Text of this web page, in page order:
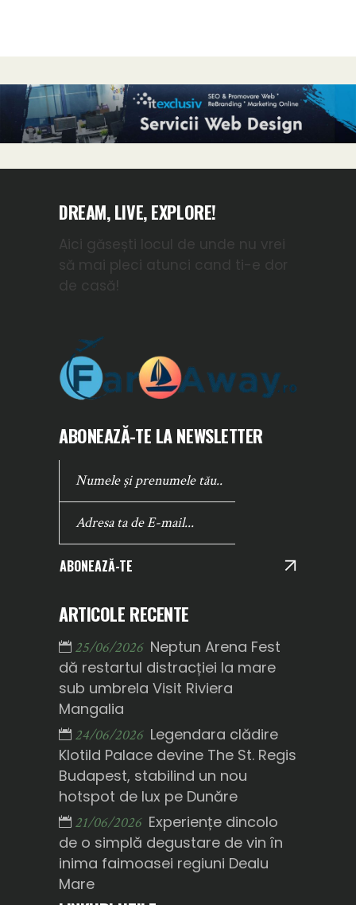
DREAM, LIVE, EXPLORE!
Aici găsești locul de unde nu vrei
să mai pleci atunci cand ti-e dor
de casă!
ABONEAZĂ-TE LA NEWSLETTER
ABONEAZĂ-TE
ARTICOLE RECENTE
25/06/2026 Neptun Arena Fest
dă restartul distracției la mare
sub umbrela Visit Riviera
Mangalia
24/06/2026 Legendara clădire
Klotild Palace devine The St. Regis
Budapest, stabilind un nou
hotspot de lux pe Dunăre
21/06/2026 Experiențe dincolo
de o simplă degustare de vin în
inima faimoasei regiuni Dealu
Mare